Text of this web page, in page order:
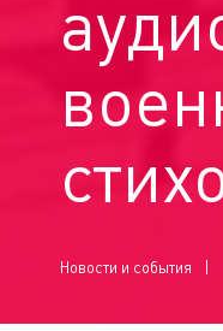
Новости и события